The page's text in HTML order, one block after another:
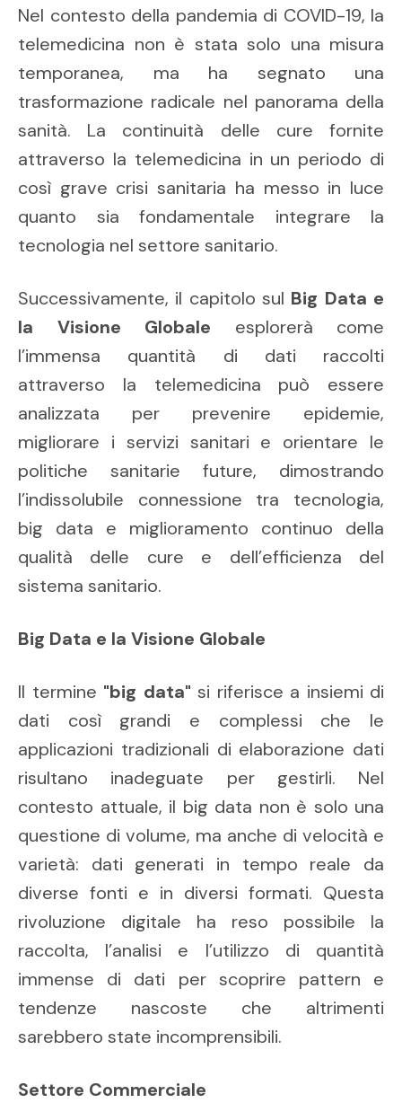
Nel contesto della pandemia di COVID-19, la
telemedicina non è stata solo una misura
temporanea, ma ha segnato una
trasformazione radicale nel panorama della
sanità. La continuità delle cure fornite
attraverso la telemedicina in un periodo di
così grave crisi sanitaria ha messo in luce
quanto sia fondamentale integrare la
tecnologia nel settore sanitario.
Successivamente, il capitolo sul Big Data e
la Visione Globale esplorerà come
l’immensa quantità di dati raccolti
attraverso la telemedicina può essere
analizzata per prevenire epidemie,
migliorare i servizi sanitari e orientare le
politiche sanitarie future, dimostrando
l’indissolubile connessione tra tecnologia,
big data e miglioramento continuo della
qualità delle cure e dell’efficienza del
sistema sanitario.
Big Data e la Visione Globale
Il termine "big data" si riferisce a insiemi di
dati così grandi e complessi che le
applicazioni tradizionali di elaborazione dati
risultano inadeguate per gestirli. Nel
contesto attuale, il big data non è solo una
questione di volume, ma anche di velocità e
varietà: dati generati in tempo reale da
diverse fonti e in diversi formati. Questa
rivoluzione digitale ha reso possibile la
raccolta, l’analisi e l’utilizzo di quantità
immense di dati per scoprire pattern e
tendenze nascoste che altrimenti
sarebbero state incomprensibili.
Settore Commerciale